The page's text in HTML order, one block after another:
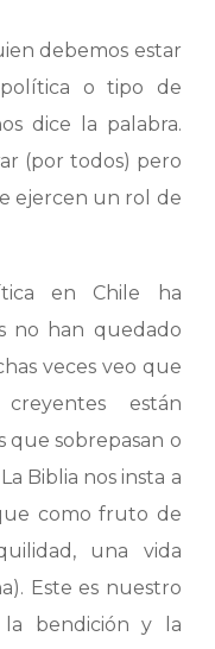
debemos estar
o tipo de
dice la palabra.
(por todos) pero
ejercen un rol de
en Chile ha
no han quedado
veces veo que
están
que sobrepasan o
Biblia nos insta a
como fruto de
una vida
Este es nuestro
bendición y la